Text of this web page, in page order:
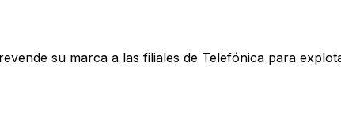
su marca a las filiales de Telefónica para